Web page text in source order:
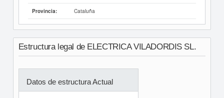
Provincia: Cataluña
Estructura legal de ELECTRICA VILADORDIS SL.
Datos de estructura Actual